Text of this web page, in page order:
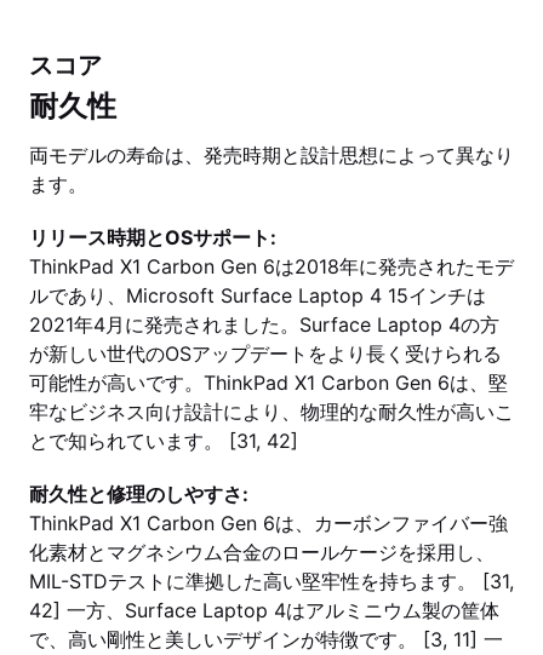
スコア
耐久性
両モデルの寿命は、発売時期と設計思想によって異なり
ます。
リリース時期とOSサポート:
ThinkPad X1 Carbon Gen 6は2018年に発売されたモデ
ルであり、Microsoft Surface Laptop 4 15インチは
2021年4月に発売されました。Surface Laptop 4の方
が新しい世代のOSアップデートをより長く受けられる
可能性が高いです。ThinkPad X1 Carbon Gen 6は、堅
牢なビジネス向け設計により、物理的な耐久性が高いこ
とで知られています。 [31, 42]
耐久性と修理のしやすさ:
ThinkPad X1 Carbon Gen 6は、カーボンファイバー強
化素材とマグネシウム合金のロールケージを採用し、
MIL-STDテストに準拠した高い堅牢性を持ちます。 [31,
42] 一方、Surface Laptop 4はアルミニウム製の筐体
で、高い剛性と美しいデザインが特徴です。 [3, 11] 一